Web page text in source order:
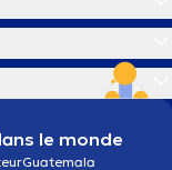
le monde
Guatemala